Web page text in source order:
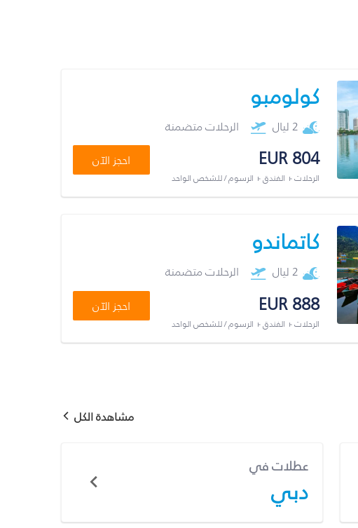
كولومبو
2 ليال الرحلات متضمنة
EUR 804
الرحلات + الفندق + الرسوم / للشخص الواحد
احجز الآن
كاتماندو
2 ليال الرحلات متضمنة
EUR 888
الرحلات + الفندق + الرسوم / للشخص الواحد
احجز الآن
مشاهدة الكل
عطلات في
دبي